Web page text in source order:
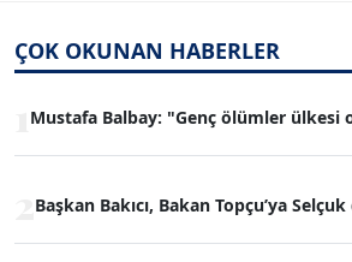
ÇOK OKUNAN HABERLER
Mustafa Balbay: "Genç ölümler ülkesi
Başkan Bakıcı, Bakan Topçu’ya